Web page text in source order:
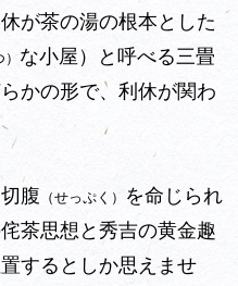
が茶の湯の根本とした
）な小屋）と呼べる三畳
かの形で、利休が関わ
腹 （せっぷく）
を命じられ
茶思想と秀吉の黄金趣
するとしか思えませ